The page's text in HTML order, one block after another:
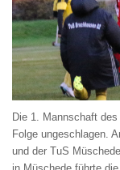
Die 1. Mannschaft
Folge ungeschlagen.
und der TuS